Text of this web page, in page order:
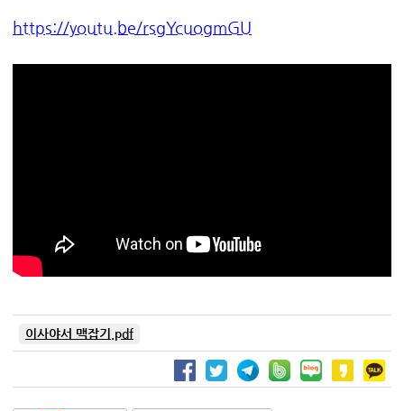
https://youtu.be/rsgYcuogmGU
이사야서 맥잡기.pdf